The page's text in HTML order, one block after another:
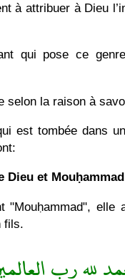
à attribuer à Dieu
qui pose ce
la raison à
est tombée dans
Dieu et
"Mouḥammad",
fils.
لله رب